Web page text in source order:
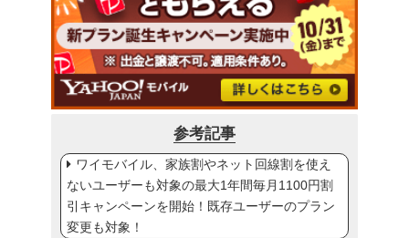
参考記事
ワイモバイル、家族割やネット回線割を使え
ないユーザーも対象の最大1年間毎月1100円割
引キャンペーンを開始！既存ユーザーのプラン
変更も対象！